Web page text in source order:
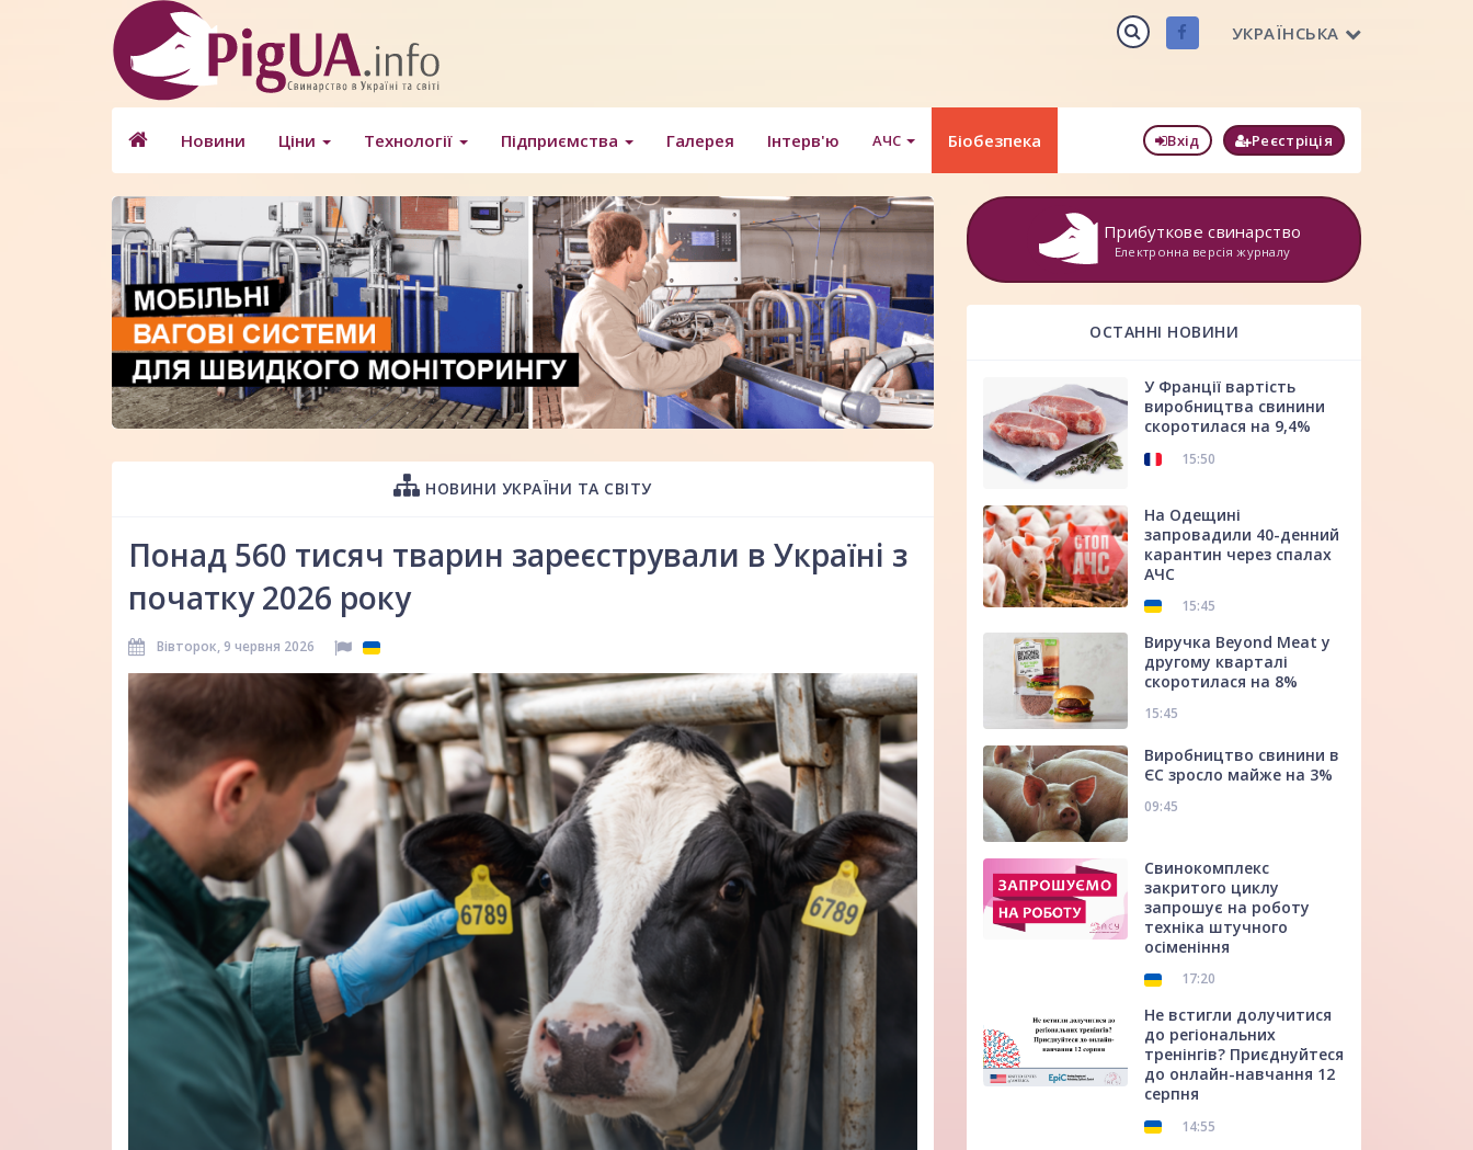
УКРАЇНСЬКА
Новини Ціни Технології Підприємства Галерея Інтерв'ю АЧС Біобезпека Вхід Реєстріція
НОВИНИ УКРАЇНИ ТА СВІТУ
Понад 560 тисяч тварин зареєстрували в Україні з
початку 2026 року
Вівторок, 9 червня 2026
Прибуткове свинарство
Електронна версія журналу
ОСТАННІ НОВИНИ
У Франції вартість
виробництва свинини
скоротилася на 9,4%
15:50
На Одещині
запровадили 40-денний
карантин через спалах
АЧС
15:45
Виручка Beyond Meat у
другому кварталі
скоротилася на 8%
15:45
Виробництво свинини в
ЄС зросло майже на 3%
09:45
Свинокомплекс
закритого циклу
запрошує на роботу
техніка штучного
осіменіння
17:20
Не встигли долучитися
до регіональних
тренінгів? Приєднуйтеся
до онлайн-навчання 12
серпня
14:55